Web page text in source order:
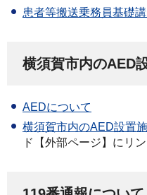
患者等搬送乗務員基礎
横須賀市内のAED
AEDについて
横須賀市内のAED設置
ド【外部ページ】にリン